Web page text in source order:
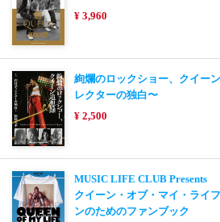
¥ 3,960
絢爛のロックショー、クイー
レクターの独白〜
¥ 2,500
MUSIC LIFE CLUB Presents
クイーン・オブ・マイ・ライ
ンのためのファンブック